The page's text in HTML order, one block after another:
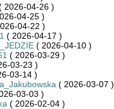
2026-04-26 )
04-25 )
04-22 )
( 2026-04-17 )
( 2026-04-10 )
( 2026-03-29 )
03-23 )
03-14 )
( 2026-03-07 )
03-03 )
( 2026-02-04 )